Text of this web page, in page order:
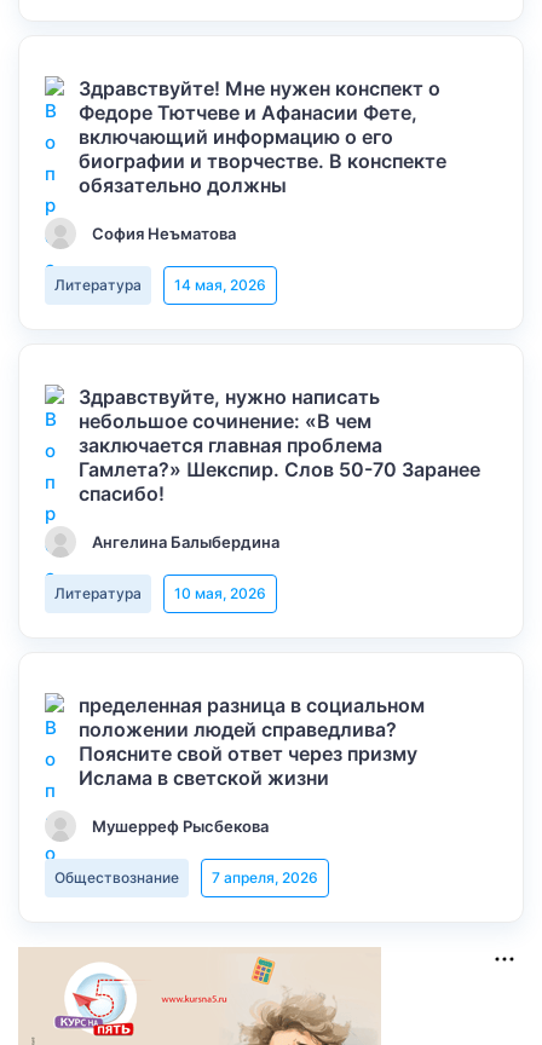
Здравствуйте! Мне нужен конспект о
Федоре Тютчеве и Афанасии Фете,
включающий информацию о его
биографии и творчестве. В конспекте
обязательно должны
София Неъматова
Литература 14 мая, 2026
Здравствуйте, нужно написать
небольшое сочинение: «В чем
заключается главная проблема
Гамлета?» Шекспир. Слов 50-70 Заранее
спасибо!
Ангелина Балыбердина
Литература 10 мая, 2026
пределенная разница в социальном
положении людей справедлива?
Поясните свой ответ через призму
Ислама в светской жизни
Мушерреф Рысбекова
Обществознание 7 апреля, 2026